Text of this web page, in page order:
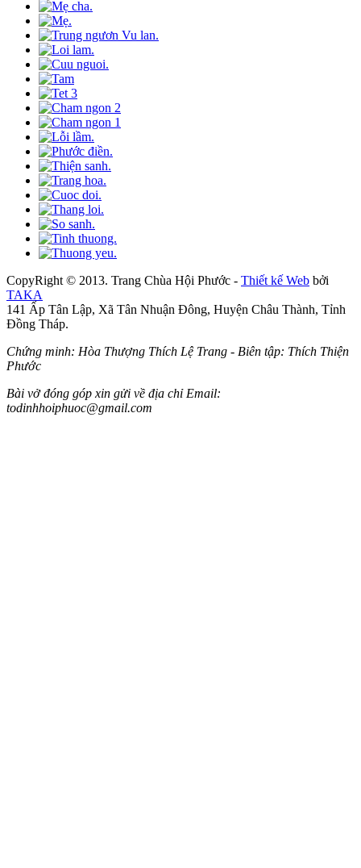
CopyRight © 2013. Trang Chùa Hội Phước - Thiết kế Web bởi
TAKA
141 Ấp Tân Lập, Xã Tân Nhuận Đông, Huyện Châu Thành, Tỉnh
Đồng Tháp.
Chứng minh: Hòa Thượng Thích Lệ Trang - Biên tập: Thích Thiện
Phước
Bài vở đóng góp xin gửi về địa chỉ Email:
todinhhoiphuoc@gmail.com